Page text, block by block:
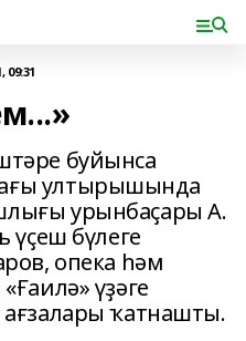
09:31
буйынса
ултырышында
урынбаҫары А.
үҫеш бүлеге
опека һәм
үҙәге
ағзалары ҡатнашты.